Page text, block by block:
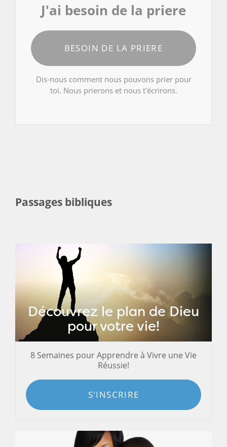
J'ai besoin de la priere
BESOIN DE LA PRIERE
Dis-nous comment nous pouvons prier pour
toi. Nous prierons et nous t'écrirons.
Passages bibliques
Découvrez le plan de Dieu
pour votre vie!
8 Semaines pour Apprendre à Vivre une Vie
Réussie!
S'INSCRIRE